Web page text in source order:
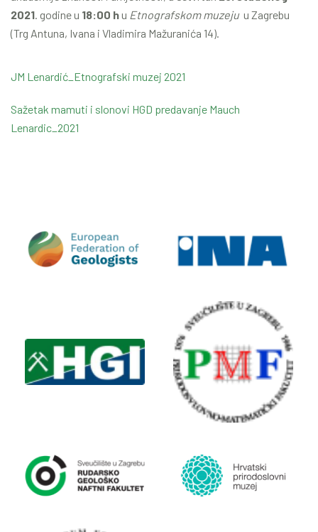
2021. godine u 18:00 hu Etnografskom muzeju u Zagrebu
(Trg Antuna, Ivana i Vladimira Mažuranića 14).
JM Lenardić_Etnografski muzej 2021
Sažetak mamuti i slonovi HGD predavanje Mauch
Lenardic_2021